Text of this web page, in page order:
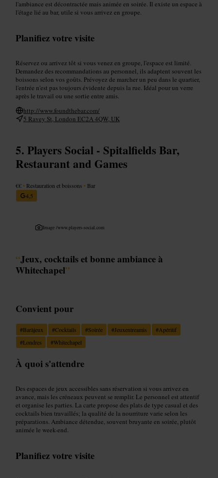
l'ambiance est décontractée mais animée en soirée. Il existe un espace à
l'étage lié au bar, utile si vous arrivez en groupe.
Planifiez votre visite
Réservez ou arrivez tôt si vous venez en groupe, l'espace est limité.
Demandez des recommandations au personnel, ils adaptent souvent les
boissons selon vos goûts. Prévoyez de marcher un peu dans le quartier,
l'entrée n'est pas toujours évidente depuis la rue. Idéal pour un verre
après le travail ou une sortie entre amis.
http://www.foundthebar.com/
5 Ravey St, London EC2A 4QW, UK
Players Social - Spitalfields Bar,
Restaurant and Games
€€ • Restauration et boissons • Bar
4,5
Image /www.players-social.com
“Jeux, cocktails et bonne ambiance à
Whitechapel”
Convient pour
#Baràjeux #Cocktails #Soirée #Jeuxentreamis #Apéritif
#Londres #Whitechapel
À quoi s'attendre
Des espaces de jeux accessibles sans réservation si vous arrivez en
avance, mais les créneaux peuvent se remplir. Le personnel est attentif
et organise les parties. La carte propose des plats de type casual et des
cocktails bien travaillés; la qualité de la nourriture varie selon les
préparations. Ambiance détendue, souvent bruyante en soirée, plutôt
animée le week-end.
Planifiez votre visite